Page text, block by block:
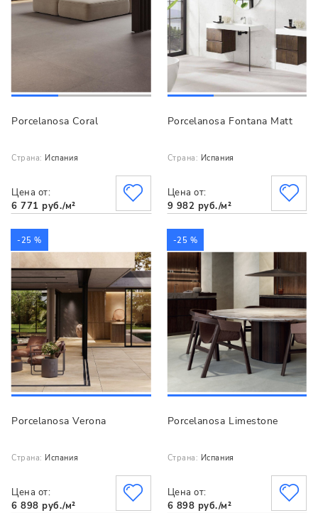
Porcelanosa Coral
Страна: Испания
Цена от:
6 771 руб./м²
Porcelanosa Fontana Matt
Страна: Испания
Цена от:
9 982 руб./м²
-25 %
Porcelanosa Verona
Страна: Испания
Цена от:
6 898 руб./м²
-25 %
Porcelanosa Limestone
Страна: Испания
Цена от:
6 898 руб./м²